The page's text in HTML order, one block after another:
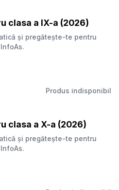
clasa a IX-a (2026)
și pregătește-te pentru
Produs indisponibil
clasa a X-a (2026)
și pregătește-te pentru